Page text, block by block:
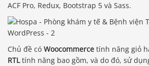
ACF Pro, Redux, Bootstrap 5 và Sass.
Chủ đề có Woocommerce tính năng giỏ
RTLtính năng bao gồm, và do đó, sử